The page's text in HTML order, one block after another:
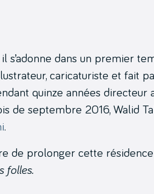
s’adonne dans un premier
caricaturiste et fait
quinze années directeur
de septembre 2016, Walid
.
de prolonger cette
folles.